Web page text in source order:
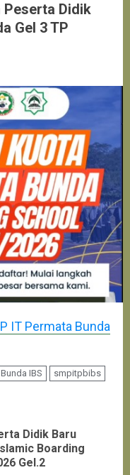
Peserta Didik
Gel 3 TP
IT Permata Bunda
IBS smpitpbibs
Didik Baru
Boarding
Gel.2